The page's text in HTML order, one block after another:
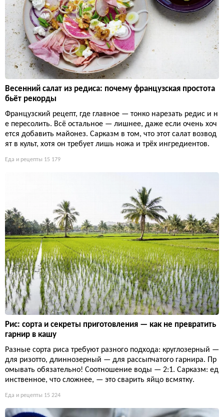
Весенний салат из редиса: почему французская простота
бьёт рекорды
Французский рецепт, где главное — тонко нарезать редис и н
е пересолить. Всё остальное — лишнее, даже если очень хоч
ется добавить майонез. Сарказм в том, что этот салат возвод
ят в культ, хотя он требует лишь ножа и трёх ингредиентов.
Еда и рецепты 15 179
Рис: сорта и секреты приготовления — как не превратить
гарнир в кашу
Разные сорта риса требуют разного подхода: круглозерный —
для ризотто, длиннозерный — для рассыпчатого гарнира. Пр
омывать обязательно! Соотношение воды — 2:1. Сарказм: ед
инственное, что сложнее, — это сварить яйцо всмятку.
Еда и рецепты 15 224